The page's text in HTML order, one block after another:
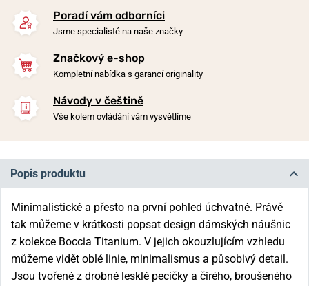
Poradí vám odborníci
Jsme specialisté na naše značky
Značkový e-shop
Kompletní nabídka s garancí originality
Návody v češtině
Vše kolem ovládání vám vysvětlíme
Popis produktu
Minimalistické a přesto na první pohled úchvatné. Právě
tak můžeme v krátkosti popsat design dámských náušnic
z kolekce Boccia Titanium. V jejich okouzlujícím vzhledu
můžeme vidět oblé linie, minimalismus a působivý detail.
Jsou tvořené z drobné lesklé pecičky a čirého, broušeného